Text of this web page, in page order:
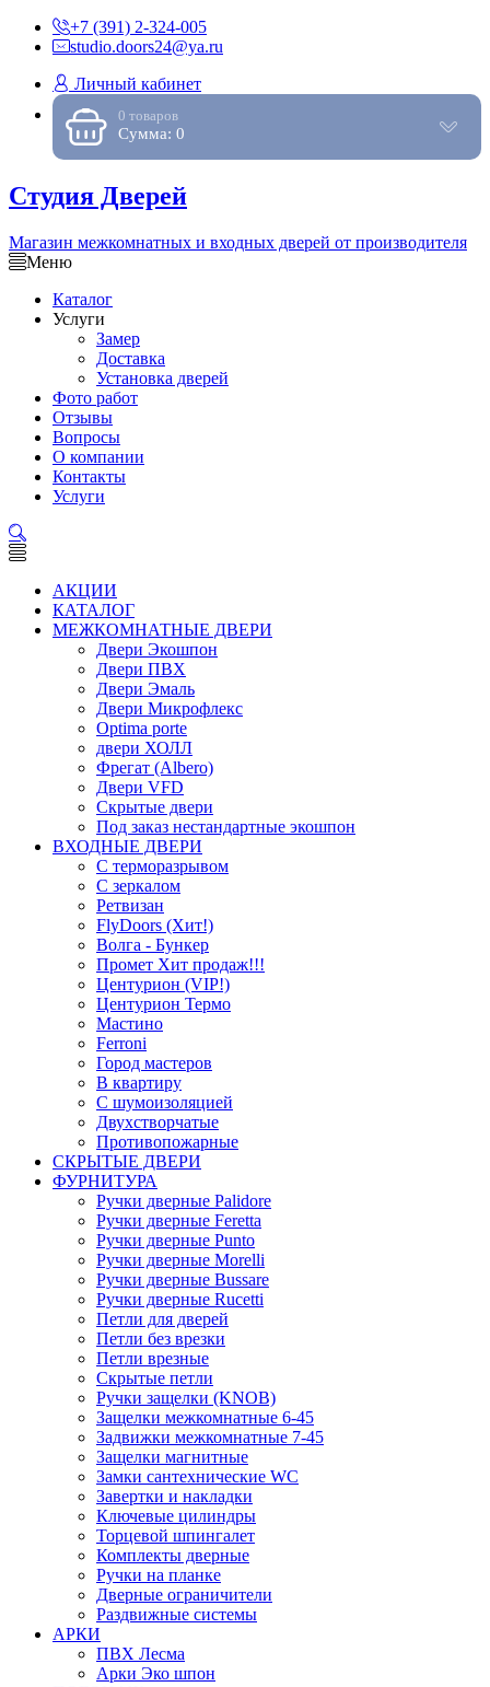
+7 (391) 2-324-005
studio.doors24@ya.ru
Личный кабинет
0 товаров
Сумма: 0
Студия Дверей
Магазин межкомнатных и входных дверей от производителя
Меню
Каталог
Услуги
Замер
Доставка
Установка дверей
Фото работ
Отзывы
Вопросы
О компании
Контакты
Услуги
АКЦИИ
КАТАЛОГ
МЕЖКОМНАТНЫЕ ДВЕРИ
Двери Экошпон
Двери ПВХ
Двери Эмаль
Двери Микрофлекс
Optima porte
двери ХОЛЛ
Фрегат (Albero)
Двери VFD
Скрытые двери
Под заказ нестандартные экошпон
ВХОДНЫЕ ДВЕРИ
С терморазрывом
С зеркалом
Ретвизан
FlyDoors (Хит!)
Волга - Бункер
Промет Хит продаж!!!
Центурион (VIP!)
Центурион Термо
Мастино
Ferroni
Город мастеров
В квартиру
С шумоизоляцией
Двухстворчатые
Противопожарные
СКРЫТЫЕ ДВЕРИ
ФУРНИТУРА
Ручки дверные Palidore
Ручки дверные Feretta
Ручки дверные Punto
Ручки дверные Morelli
Ручки дверные Bussare
Ручки дверные Rucetti
Петли для дверей
Петли без врезки
Петли врезные
Скрытые петли
Ручки защелки (KNOB)
Защелки межкомнатные 6-45
Задвижки межкомнатные 7-45
Защелки магнитные
Замки сантехнические WC
Завертки и накладки
Ключевые цилиндры
Торцевой шпингалет
Комплекты дверные
Ручки на планке
Дверные ограничители
Раздвижные системы
АРКИ
ПВХ Лесма
Арки Эко шпон